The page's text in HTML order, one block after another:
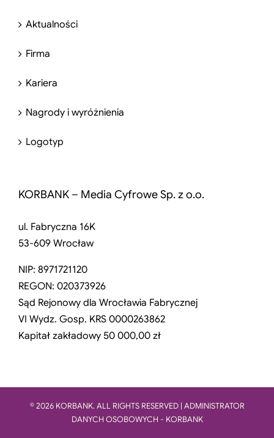
Aktualności
Firma
Kariera
Nagrody i wyróżnienia
Logotyp
KORBANK – Media Cyfrowe Sp. z o.o.
ul. Fabryczna 16K
53-609 Wrocław
NIP: 8971721120
REGON: 020373926
Sąd Rejonowy dla Wrocławia Fabrycznej
VI Wydz. Gosp. KRS 0000263862
Kapitał zakładowy 50 000,00 zł
© 2026 KORBANK. ALL RIGHTS RESERVED | ADMINISTRATOR
DANYCH OSOBOWYCH - KORBANK